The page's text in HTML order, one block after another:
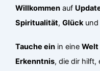
Willkommen auf
Spiritualität,Glückund
Tauche ein in eineWelt
Erkenntnis, die dir hilft,